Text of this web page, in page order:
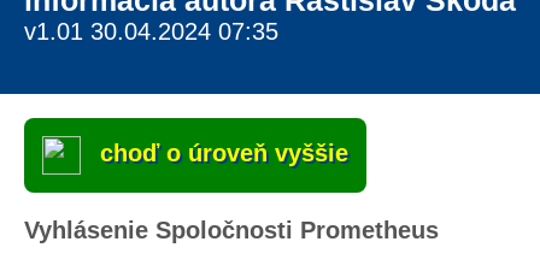
v1.01 30.04.2024 07:35
choď o úroveň vyššie
Vyhlásenie Spoločnosti Prometheus